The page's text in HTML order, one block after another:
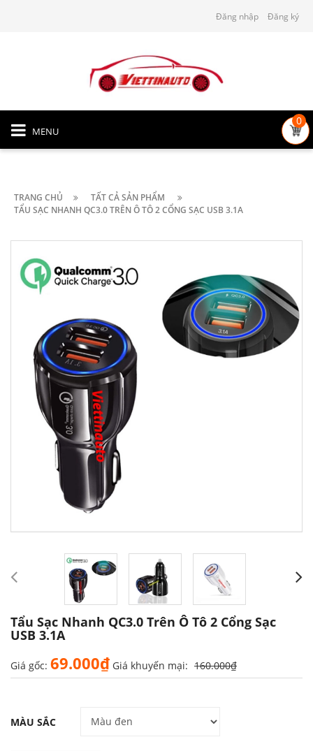
Đăng nhập Đăng ký
MENU
0
TRANG CHỦ
TẤT CẢ SẢN PHẨM
TẨU SẠC NHANH QC3.0 TRÊN Ô TÔ 2 CỔNG SẠC USB 3.1A
Tẩu Sạc Nhanh QC3.0 Trên Ô Tô 2 Cổng Sạc
USB 3.1A
Giá gốc: 69.000₫ Giá khuyến mại: 160.000₫
MÀU SẮC